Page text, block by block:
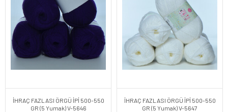
İHRAÇ FAZLASI ÖRGÜ İPİ 500-550
GR (5 Yumak) V-5646
İHRAÇ FAZLASI ÖRGÜ İPİ 500-550
GR (5 Yumak) V-5647